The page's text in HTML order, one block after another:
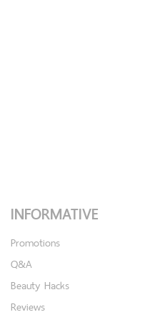
INFORMATIVE
Promotions
Q&A
Beauty Hacks
Reviews